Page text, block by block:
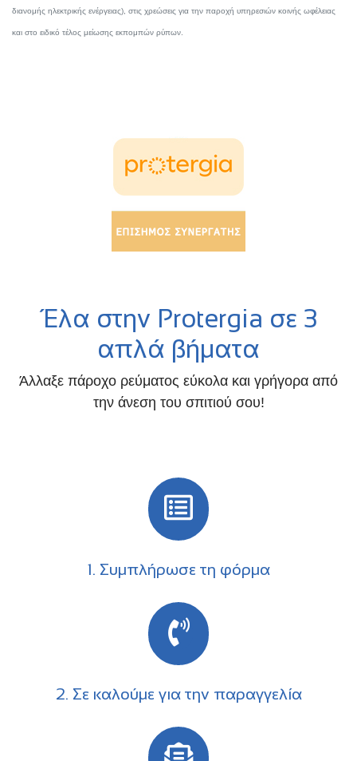
διανομής ηλεκτρικής ενέργειας), στις χρεώσεις για την παροχή υπηρεσιών κοινής ωφέλειας
και στο ειδικό τέλος μείωσης εκπομπών ρύπων.
Έλα στην Protergia σε 3
απλά βήματα
Άλλαξε πάροχο ρεύματος εύκολα και γρήγορα από
την άνεση του σπιτιού σου!
1. Συμπλήρωσε τη φόρμα
2. Σε καλούμε για την παραγγελία